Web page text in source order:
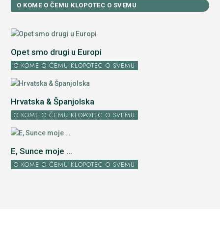
O KOME O ČEMU KLOPOTEC O SVEMU
Opet smo drugi u Europi
O KOME O ČEMU KLOPOTEC O SVEMU
Hrvatska & Španjolska
O KOME O ČEMU KLOPOTEC O SVEMU
E, Sunce moje ...
O KOME O ČEMU KLOPOTEC O SVEMU